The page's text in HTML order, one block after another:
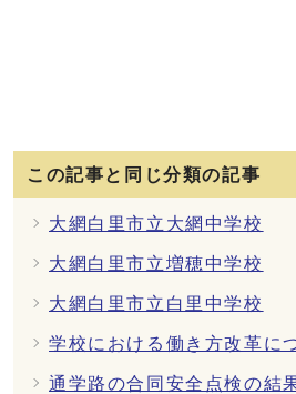
この記事と同じ分類の記事
大網白里市立大網中学校
大網白里市立増穂中学校
大網白里市立白里中学校
学校における働き方改革に
通学路の合同安全点検の結